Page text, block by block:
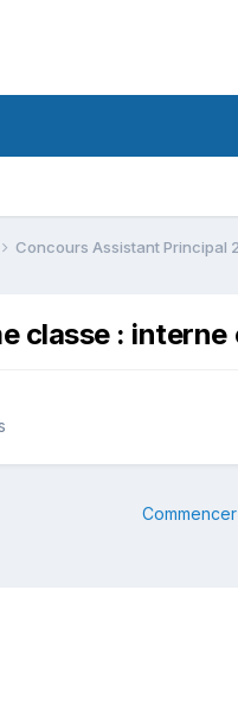
Concours Assistant Principal
classe : interne